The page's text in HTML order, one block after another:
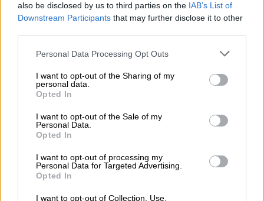
also be disclosed by us to third parties on the IAB’s List of
Downstream Participants that may further disclose it to other
Please note that this website/app uses one or more Google
not limited to your visit or usage behaviour. You may click to
grant or deny consent to Google and its third-party tags to
use your data for below specified purposes in below Google
consent section.
Personal Data Processing Opt Outs
I want to opt-out of the Sharing of my
personal data.
Opted In
I want to opt-out of the Sale of my
Personal Data.
Opted In
I want to opt-out of processing my
Personal Data for Targeted Advertising.
Opted In
I want to opt-out of Collection, Use,
88 οχήματα και 128 άτομα, ενώ
προσήχθησαν 14 άτομα,
συνελήφθησαν 12 για -κατά περίπτωση-
παράβαση του νόμου περί ναρκωτικών,
περί προσωπικών δεδομένων,
ρευματοκλοπή και διατάραξη κοινής
ησυχίας,
βεβαιώθηκαν 67 παραβάσεις Κ.Ο.Κ, 10
για ρευματοκλοπές, 3 για παράβαση του
του νόμου για τα προσωπικά δεδομένα
και -1- για διατάραξη κοινής ησυχίας,
ακινητοποιήθηκαν 5 οχήματα και